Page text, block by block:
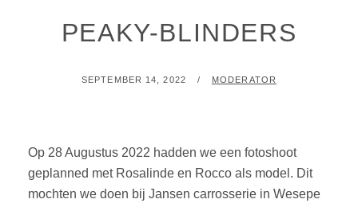
PEAKY-BLINDERS
GEPLAATST
SEPTEMBER 14, 2022 BY
MODERATOR
Op 28 Augustus 2022 hadden we een fotoshoot
geplanned met Rosalinde en Rocco als model. Dit
mochten we doen bij Jansen carrosserie in Wesepe